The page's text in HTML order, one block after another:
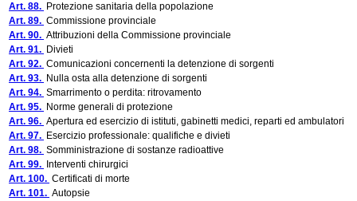
Art. 88. Protezione sanitaria della popolazione
Art. 89. Commissione provinciale
Art. 90. Attribuzioni della Commissione provinciale
Art. 91. Divieti
Art. 92. Comunicazioni concernenti la detenzione di sorgenti
Art. 93. Nulla osta alla detenzione di sorgenti
Art. 94. Smarrimento o perdita: ritrovamento
Art. 95. Norme generali di protezione
Art. 96. Apertura ed esercizio di istituti, gabinetti medici, reparti ed ambulatori
Art. 97. Esercizio professionale: qualifiche e divieti
Art. 98. Somministrazione di sostanze radioattive
Art. 99.
Interventi chirurgici
Art. 100. Certificati di morte
Art. 101. Autopsie